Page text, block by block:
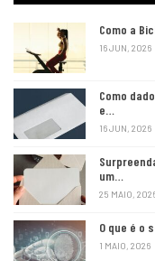
Como a
16 JUN, 2026
Como
e…
16 JUN, 2026
um…
25 MAIO,
O que é o
1 MAIO, 2026